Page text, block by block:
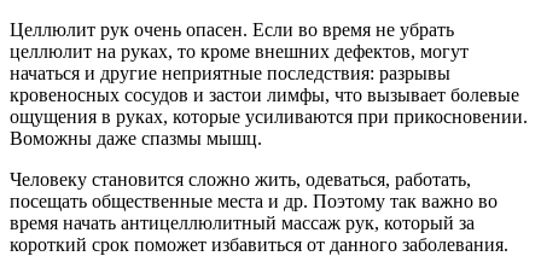
Целлюлит рук очень опасен. Если во время не убрать
целлюлит на руках, то кроме внешних дефектов, могут
начаться и другие неприятные последствия: разрывы
кровеносных сосудов и застои лимфы, что вызывает болевые
ощущения в руках, которые усиливаются при прикосновении.
Воможны даже спазмы мышц.
Человеку становится сложно жить, одеваться, работать,
посещать общественные места и др. Поэтому так важно во
время начать антицеллюлитный массаж рук, который за
короткий срок поможет избавиться от данного заболевания.